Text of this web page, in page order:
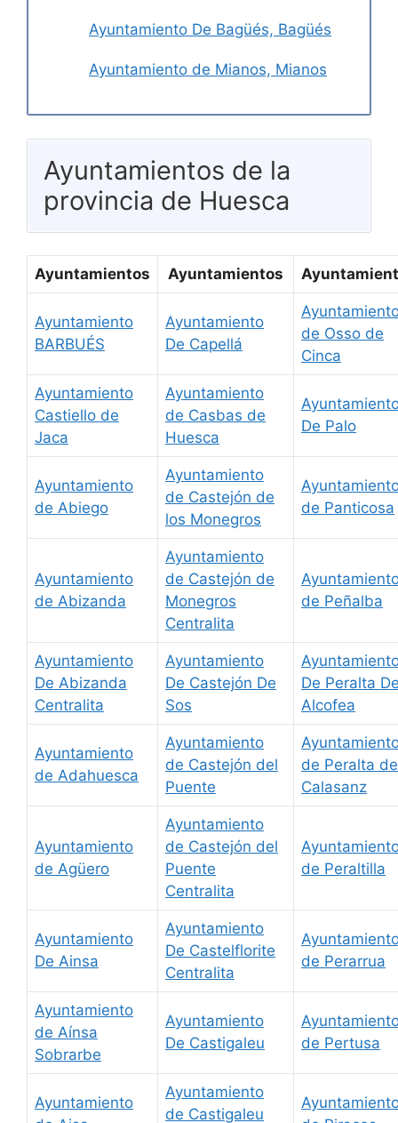
Ayuntamiento De Bagüés, Bagüés
Ayuntamiento de Mianos, Mianos
Ayuntamientos de la
provincia de Huesca
Ayuntamientos Ayuntamientos
Ayuntamiento
BARBUÉS
Ayuntamiento
De Capellá
de Osso de
Cinca
Ayuntamiento
Castiello de
Jaca
Ayuntamiento
de Casbas de
Huesca
De Palo
Ayuntamiento
de Abiego
Ayuntamiento
de Castejón de
los Monegros
de Panticosa
Ayuntamiento
de Abizanda
Ayuntamiento
de Castejón de
Monegros
Centralita
de Peñalba
Ayuntamiento
De Abizanda
Centralita
Ayuntamiento
De Castejón De
Sos
De Peralta
Alcofea
Ayuntamiento
de Adahuesca
Ayuntamiento
de Castejón del
Puente
de Peralta de
Calasanz
Ayuntamiento
de Agüero
Ayuntamiento
de Castejón del
Puente
Centralita
de Peraltilla
Ayuntamiento
De Ainsa
Ayuntamiento
De Castelflorite
Centralita
de Perarrua
Ayuntamiento
de Aínsa
Sobrarbe
Ayuntamiento
De Castigaleu
de Pertusa
Ayuntamiento
Ayuntamiento
de Castigaleu